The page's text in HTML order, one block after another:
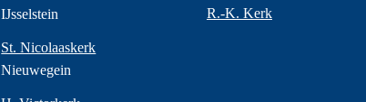
IJsselstein
St. Nicolaaskerk
Nieuwegein
R.-K. Kerk